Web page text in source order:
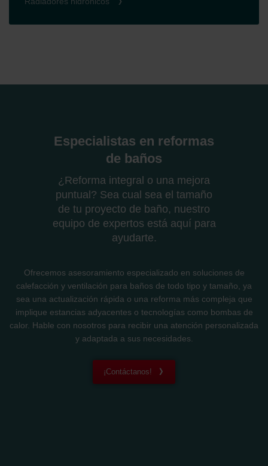
Especialistas en reformas
de baños
¿Reforma integral o una mejora
puntual? Sea cual sea el tamaño
de tu proyecto de baño, nuestro
equipo de expertos está aquí para
ayudarte.
Ofrecemos asesoramiento especializado en soluciones de
calefacción y ventilación para baños de todo tipo y tamaño, ya
sea una actualización rápida o una reforma más compleja que
implique estancias adyacentes o tecnologías como bombas de
calor. Hable con nosotros para recibir una atención personalizada
y adaptada a sus necesidades.
¡Contáctanos!